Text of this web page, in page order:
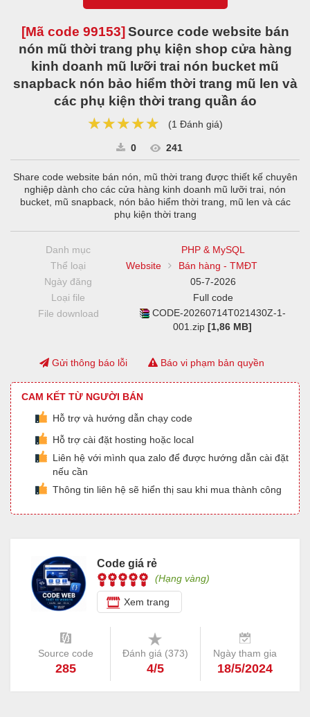
[Mã code 99153] Source code website bán
nón mũ thời trang phụ kiện shop cửa hàng
kinh doanh mũ lưỡi trai nón bucket mũ
snapback nón bảo hiểm thời trang mũ len và
các phụ kiện thời trang quần áo
★★★★★
★★★★★
★★★★★ (1 Đánh giá)
0 241
Share code website bán nón, mũ thời trang được thiết kế chuyên
nghiệp dành cho các cửa hàng kinh doanh mũ lưỡi trai, nón
bucket, mũ snapback, nón bảo hiểm thời trang, mũ len và các
phụ kiện thời trang
Danh mục
PHP & MySQL
Thể loại
Website
Bán hàng - TMĐT
Ngày đăng
05-7-2026
Loại file
Full code
File download
CODE-20260714T021430Z-1-
001.zip[1,86 MB]
Gửi thông báo lỗi Báo vi phạm bản quyền
CAM KẾT TỪ NGƯỜI BÁN
Hỗ trợ và hướng dẫn chạy code
Hỗ trợ cài đặt hosting hoặc local
Liên hệ với mình qua zalo để được hướng dẫn cài đặt
nếu cần
Thông tin liên hệ sẽ hiển thị sau khi mua thành công
Code giá rẻ
(Hạng vàng)
Xem trang
Source code
285
Đánh giá (373)
4/5
Ngày tham gia
18/5/2024